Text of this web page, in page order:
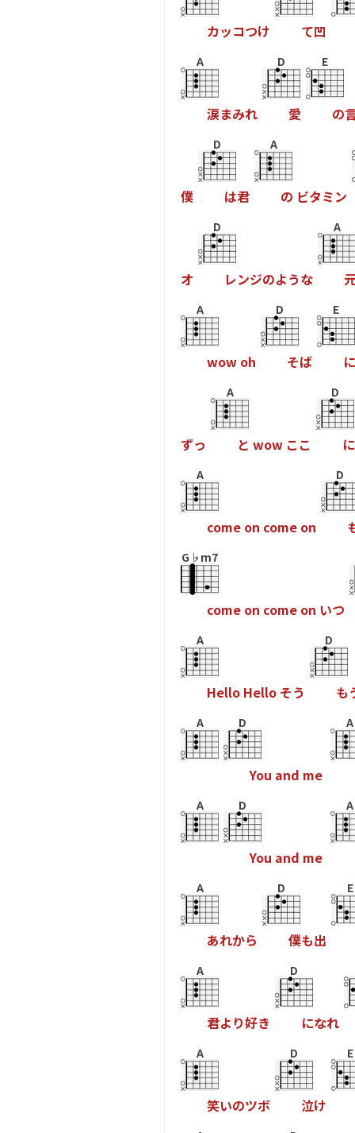
カッコつけ て凹
A
涙まみれ
D
愛
E
の
僕
D
は君
A
の ビタミン
オ
D
レンジのような
A
A
wow oh
D
そば
E
に
ずっ
A
と wow こ こ
D
に
A
come on come on
D
G♭m7
come on come on いつ
A
Hello Hello そう
D
も
A D
You and me
A
A D
You and me
A
A
あれから
D
僕も出
E
A
君よ り好き
D
になれ
A
笑いのツボ
D
泣け
E